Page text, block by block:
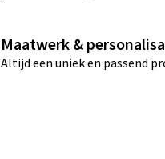
Maatwerk &
Altijd een uniek en passend